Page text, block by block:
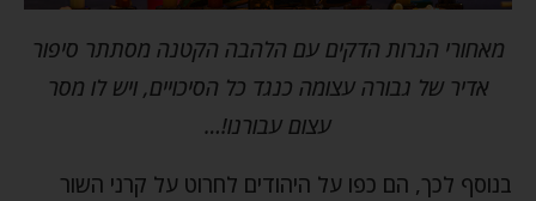
מאחורי הנרות הדקים עם הלהבה הקטנה מסתתר סיפור
אדיר של גבורה עצומה כנגד כל הסיכויים, ויש לו מסר
עצום עבורנו!…
בנוסף לכך, הם כפו על היהודים לחרוט על קרני השור